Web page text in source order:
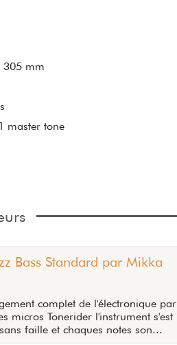
305 mm
master tone
Bass Standard par Mikka
complet de l'électronique
micros Tonerider l'instrument
faille et chaques notes son...